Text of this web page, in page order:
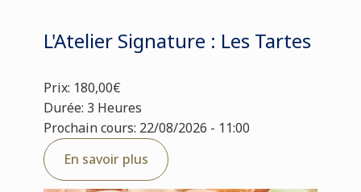
L'Atelier Signature : Les Tartes
Prix: 180,00€
Durée: 3 Heures
Prochain cours: 22/08/2026 - 11:00
En savoir plus